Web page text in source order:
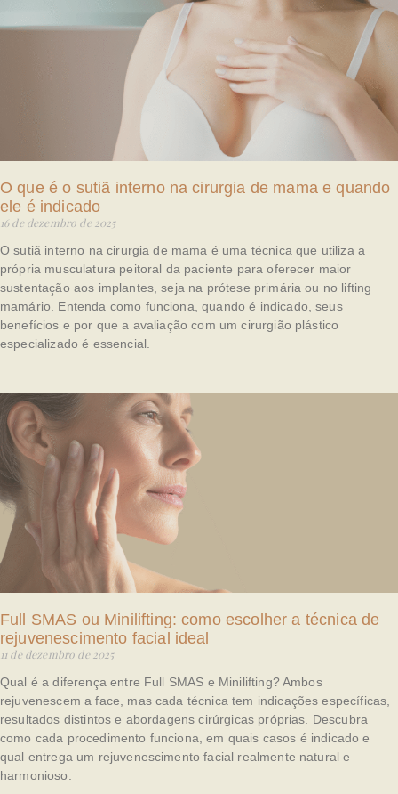
O que é o sutiã interno na cirurgia de mama e quando
ele é indicado
16 de dezembro de 2025
O sutiã interno na cirurgia de mama é uma técnica que utiliza a
própria musculatura peitoral da paciente para oferecer maior
sustentação aos implantes, seja na prótese primária ou no lifting
mamário. Entenda como funciona, quando é indicado, seus
benefícios e por que a avaliação com um cirurgião plástico
especializado é essencial.
Full SMAS ou Minilifting: como escolher a técnica de
rejuvenescimento facial ideal
11 de dezembro de 2025
Qual é a diferença entre Full SMAS e Minilifting? Ambos
rejuvenescem a face, mas cada técnica tem indicações específicas,
resultados distintos e abordagens cirúrgicas próprias. Descubra
como cada procedimento funciona, em quais casos é indicado e
qual entrega um rejuvenescimento facial realmente natural e
harmonioso.